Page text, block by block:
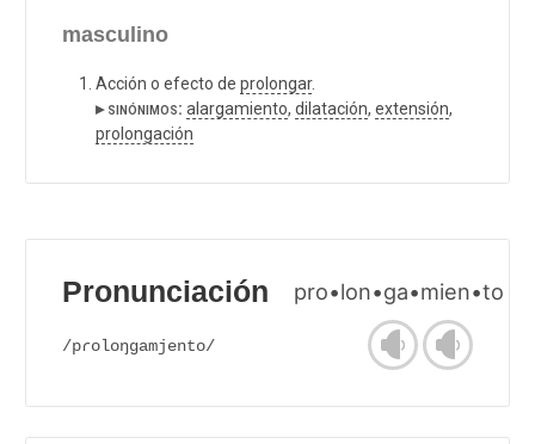
masculino
Acción o efecto de prolongar.
▸ sinónimos: alargamiento, dilatación, extensión,
prolongación
Pronunciación pro•lon•ga•mien•to
/pɾoloŋgamjento/